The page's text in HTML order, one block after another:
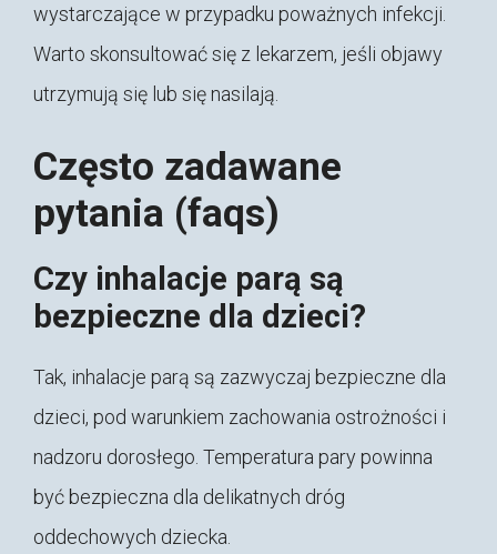
wystarczające w przypadku poważnych infekcji.
Warto skonsultować się z lekarzem, jeśli objawy
utrzymują się lub się nasilają.
Często zadawane
pytania (faqs)
Czy inhalacje parą są
bezpieczne dla dzieci?
Tak, inhalacje parą są zazwyczaj bezpieczne dla
dzieci, pod warunkiem zachowania ostrożności i
nadzoru dorosłego. Temperatura pary powinna
być bezpieczna dla delikatnych dróg
oddechowych dziecka.